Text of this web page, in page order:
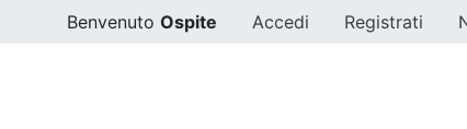
Benvenuto Ospite Accedi Registrati